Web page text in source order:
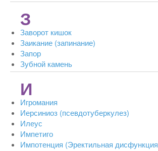
З
Заворот кишок
Заикание (запинание)
Запор
Зубной камень
И
Игромания
Иерсиниоз (псевдотуберкулез)
Илеус
Импетиго
Импотенция (Эректильная дисфункция